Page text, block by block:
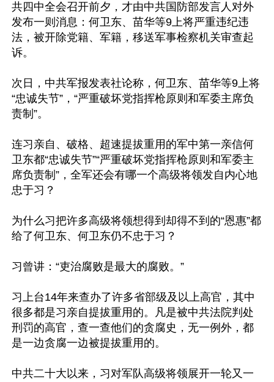
共四中全会召开前夕，才由中共国防部发言人对外
发布一则消息：何卫东、苗华等9上将严重违纪违
法，被开除党籍、军籍，移送军事检察机关审查起
诉。
次日，中共军报发表社论称，何卫东、苗华等9上将
“忠诚失节”，“严重破坏党指挥枪原则和军委主席负
责制”。
连习亲自、破格、超速提拔重用的军中第一亲信何
卫东都“忠诚失节”“严重破坏党指挥枪原则和军委主
席负责制”，全军还会有哪一个高级将领发自内心地
忠于习？
为什么习把许多高级将领想得到却得不到的“恩惠”都
给了何卫东、何卫东仍不忠于习？
习曾讲：“吏治腐败是最大的腐败。”
习上台14年来查办了许多省部级及以上高官，其中
很多都是习亲自提拔重用的。凡是被中共法院判处
刑罚的高官，查一查他们的贪腐史，无一例外，都
是一边贪腐一边被提拔重用的。
中共二十大以来，习对军队高级将领展开一轮又一